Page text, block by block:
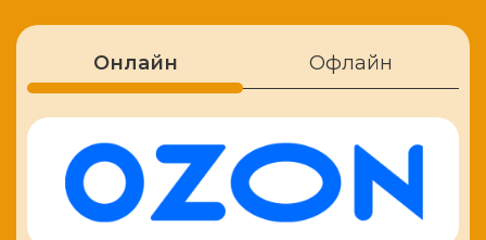
Онлайн Офлайн